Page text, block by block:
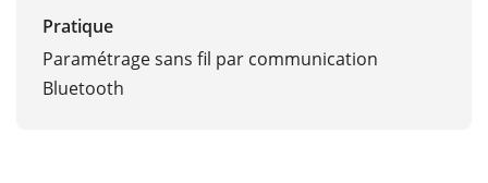
Pratique
Paramétrage sans fil par communication
Bluetooth